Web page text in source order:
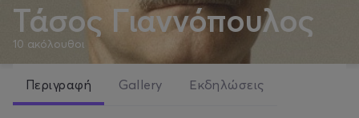
Τάσος Γιαννόπουλος
10 ακόλουθοι
Περιγραφή Gallery Εκδηλώσεις